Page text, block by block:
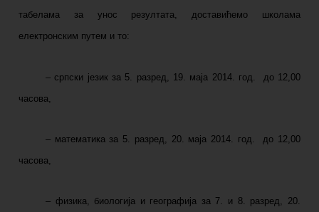
табелама за унос резултата, доставићемо школама
електронским путем и то:
– српски језик за 5. разред, 19. маја 2014. год. до 12,00
часова,
– математика за 5. разред, 20. маја 2014. год. до 12,00
часова,
– физика, биологија и географија за 7. и 8. разред, 20.